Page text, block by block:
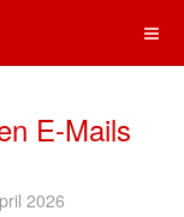
E-Mails
2026